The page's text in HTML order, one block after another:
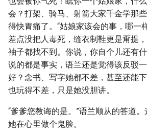
会？打架、骑马、射箭大家千金学那
得快胃痛了。“姑娘家该会的事，哪一
差点没把人毒死，缝衣制鞋更是甭提
袖子都找不到。你说，你自个儿还有
说的都是事实，语兰还是觉得该反驳
好？念书、写字她都不差，甚至还能
也玩得不差，只是她没胆讲。
“爹爹您教诲的是。”语兰顺从的答道。
她在心里做个鬼脸。